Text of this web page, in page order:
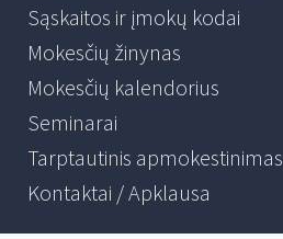
Sąskaitos ir įmokų kodai
Mokesčių žinynas
Mokesčių kalendorius
Seminarai
Tarptautinis apmokestinimas
Kontaktai / Apklausa